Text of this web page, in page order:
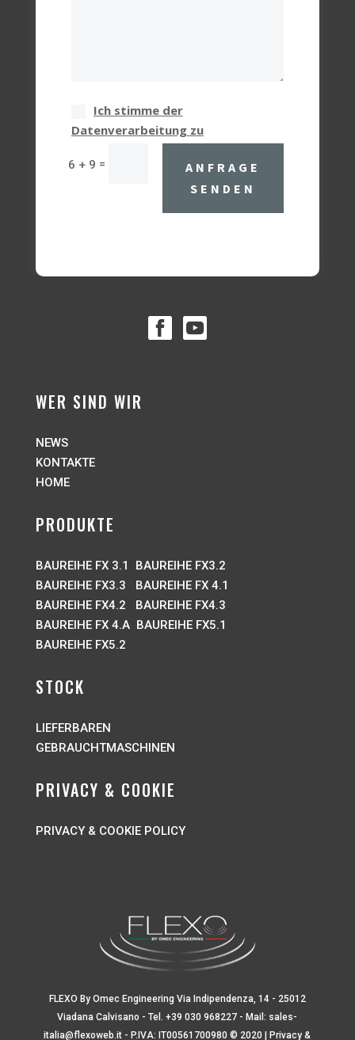
Ich stimme der
Datenverarbeitung zu
6 + 9 =
ANFRAGE
SENDEN
WER SIND WIR
NEWS
KONTAKTE
HOME
PRODUKTE
BAUREIHE FX 3.1
BAUREIHE FX3.2
BAUREIHE FX3.3
BAUREIHE FX 4.1
BAUREIHE FX4.2
BAUREIHE FX4.3
BAUREIHE FX 4.A BAUREIHE FX5.1
BAUREIHE FX5.2
STOCK
LIEFERBAREN
GEBRAUCHTMASCHINEN
PRIVACY & COOKIE
PRIVACY & COOKIE POLICY
FLEXO By Omec Engineering Via Indipendenza, 14 - 25012
Viadana Calvisano - Tel.+39 030 968227 - Mail: sales-
italia@flexoweb.it - P.IVA: IT00561700980 © 2020 | Privacy &